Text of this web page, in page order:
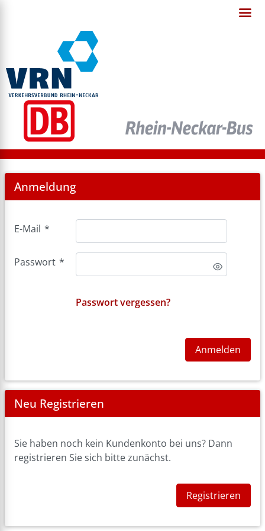
Login
Anmeldung
E-Mail *
Passwort *
Passwort vergessen?
Anmelden
Neu Registrieren
Sie haben noch kein Kundenkonto bei uns? Dann
registrieren Sie sich bitte zunächst.
Registrieren